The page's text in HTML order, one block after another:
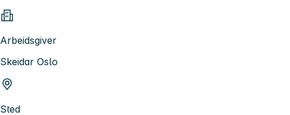
Arbeidsgiver
Skeidar Oslo
Sted